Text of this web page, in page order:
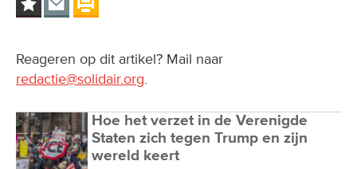
Reageren op dit artikel? Mail naar
redactie@solidair.org.
Hoe het verzet in de Verenigde
Staten zich tegen Trump en zijn
wereld keert